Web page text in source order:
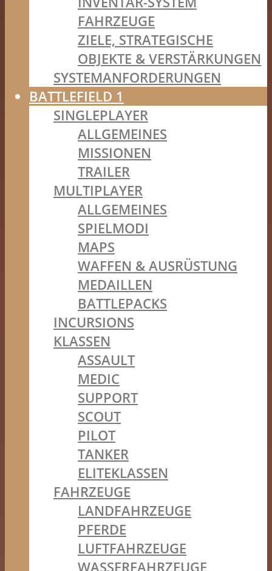
FAHRZEUGE
ZIELE, STRATEGISCHE
OBJEKTE & VERSTÄRKUNGEN
SYSTEMANFORDERUNGEN
BATTLEFIELD 1
SINGLEPLAYER
ALLGEMEINES
MISSIONEN
TRAILER
MULTIPLAYER
ALLGEMEINES
SPIELMODI
MAPS
WAFFEN & AUSRÜSTUNG
MEDAILLEN
BATTLEPACKS
INCURSIONS
KLASSEN
ASSAULT
MEDIC
SUPPORT
SCOUT
PILOT
TANKER
ELITEKLASSEN
FAHRZEUGE
LANDFAHRZEUGE
PFERDE
LUFTFAHRZEUGE